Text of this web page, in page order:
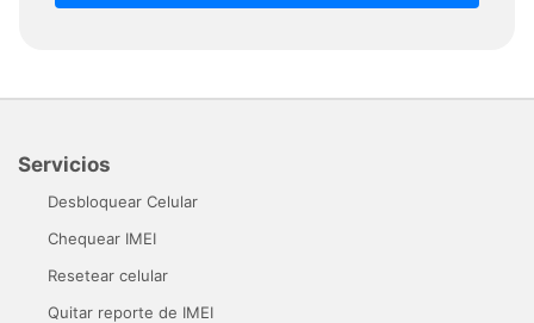
Servicios
Desbloquear Celular
Chequear IMEI
Resetear celular
Quitar reporte de IMEI